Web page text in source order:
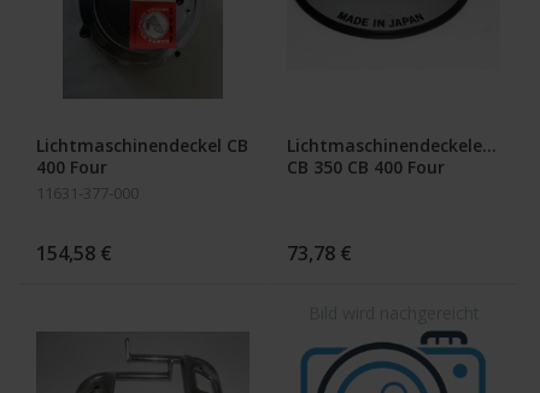
Lichtmaschinendeckel CB
400 Four
11631-377-000
154,58 €
Lichtmaschinendeckelemblem
CB 350 CB 400 Four
73,78 €